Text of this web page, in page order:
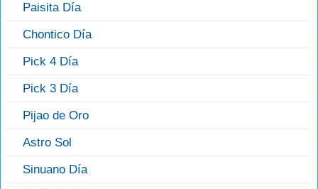
Paisita Día
Chontico Día
Pick 4 Día
Pick 3 Día
Pijao de Oro
Astro Sol
Sinuano Día